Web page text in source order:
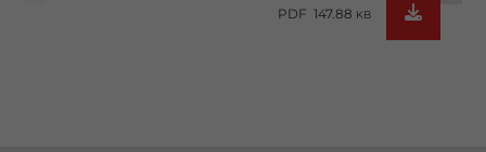
PDF 147.88 KB